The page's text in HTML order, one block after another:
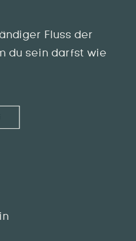
Fluss der
du sein darfst wie